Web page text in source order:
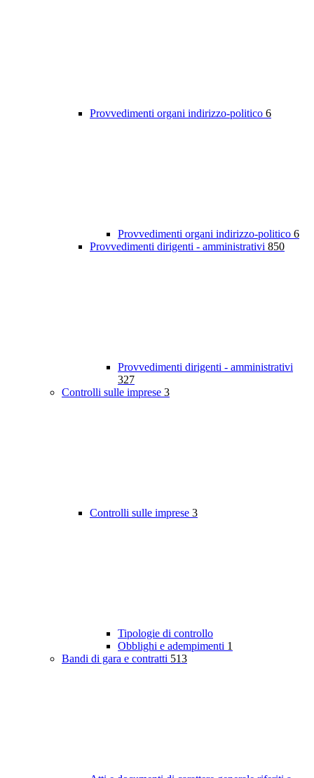
Provvedimenti organi indirizzo-politico 6
Provvedimenti organi indirizzo-politico 6
Provvedimenti dirigenti - amministrativi 850
Provvedimenti dirigenti - amministrativi
327
Controlli sulle imprese 3
Controlli sulle imprese 3
Tipologie di controllo
Obblighi e adempimenti 1
Bandi di gara e contratti 513